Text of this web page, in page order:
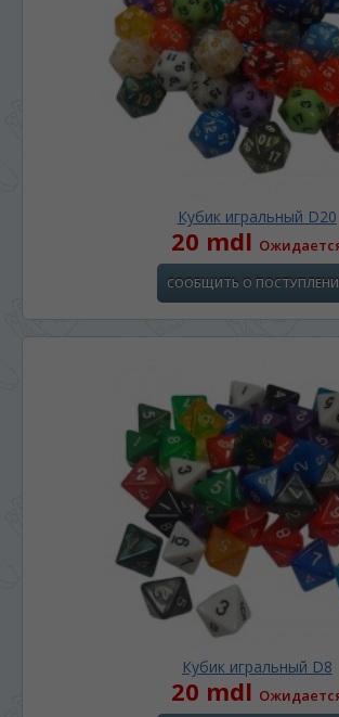
Кубик игральный D20
20 mdl
СООБЩИТЬ О
Кубик игральный D8
20 mdl